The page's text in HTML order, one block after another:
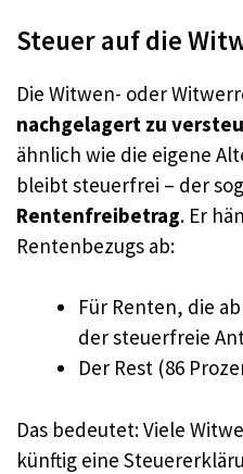
Steuer auf die
Die Witwen- oder
nachgelagert zu
ähnlich wie die eigene
bleibt steuerfrei – der
Rentenfreibetrag. Er
Rentenbezugs ab:
Für Renten, die
der steuerfreie
Der Rest (86
Das bedeutet: Viele
künftig eine